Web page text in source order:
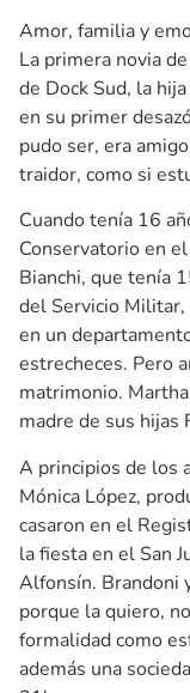
Amor, familia y
La primera novia
de Dock Sud, la
en su primer
pudo ser, era
traidor, como si
Cuando tenía 16
Conservatorio en
Bianchi, que tenía
del Servicio Militar,
en un
estrecheces. Pero
matrimonio.
madre de sus hijas
A principios de los
Mónica López,
casaron en el
la fiesta en el San
Alfonsín. Brandoni
porque la quiero,
formalidad como
además una